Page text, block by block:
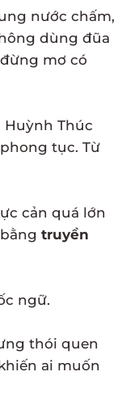
nước chấm,
dùng đũa
mơ có
Huỳnh Thúc
tục. Từ
cản quá lớn
truyền
ngữ.
thói quen
ai muốn